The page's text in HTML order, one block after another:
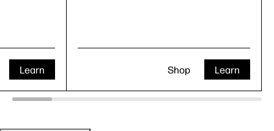
Learn Learn
Shop